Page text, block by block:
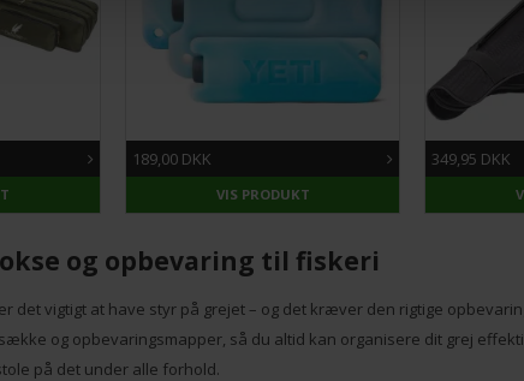
189,00 DKK
VIS PRODUKT
349,95 DKK
og opbevaring til fiskeri
det vigtigt at have styr på grejet – og det kræver den rigtige
og opbevaringsmapper, så du altid kan organisere dit grej
på det under alle forhold.